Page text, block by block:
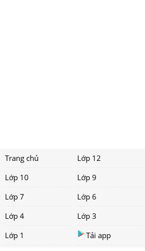
Trang chủ Lớp 12
Lớp 10
Lớp 9
Lớp 7
Lớp 6
Lớp 4
Lớp 3
Lớp 1
Tải app